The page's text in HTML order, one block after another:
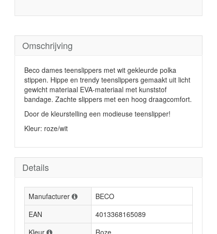
Omschrijving
Beco dames teenslippers met wit gekleurde polka
stippen. Hippe en trendy teenslippers gemaakt uit licht
gewicht materiaal EVA-materiaal met kunststof
bandage. Zachte slippers met een hoog draagcomfort.
Door de kleurstelling een modieuse teenslipper!
Kleur: roze/wit
Details
Manufacturer
BECO
EAN
4013368165089
Kleur
Roze